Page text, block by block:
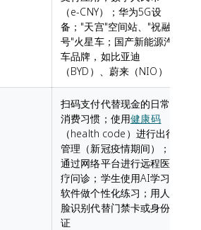
（e-CNY）；华为5G设
备；"天宫"空间站、"祝融
号"火星车；国产新能源汽
车品牌，如比亚迪
（BYD）、蔚来（NIO）
扫码支付代替现金的日常
消费习惯；使用健康码
（health code）进行出行
管理（新冠疫情期间）；
通过网络平台进行远程医
疗问诊；学生使用AI学习
软件做个性化练习；用人
脸识别代替门禁卡或身份
证